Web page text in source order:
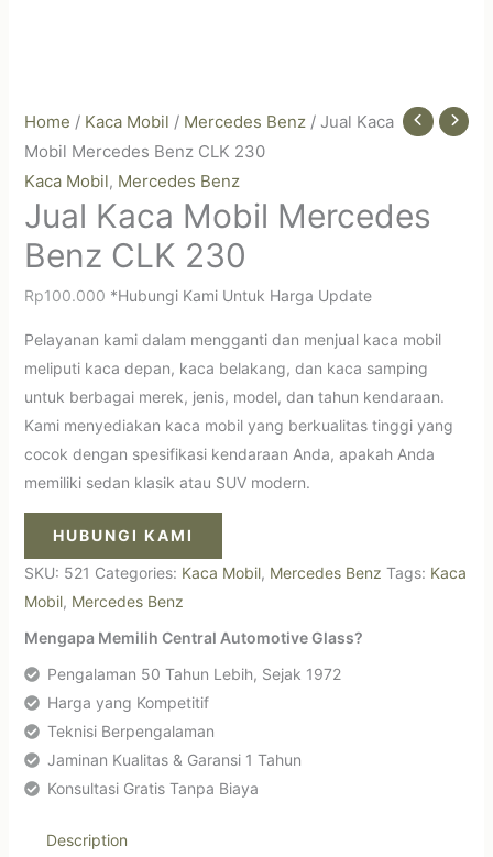
Home / Kaca Mobil / Mercedes Benz/ Jual Kaca
Mobil Mercedes Benz CLK 230
Kaca Mobil, Mercedes Benz
Jual Kaca Mobil Mercedes
Benz CLK 230
Rp100.000 *Hubungi Kami Untuk Harga Update
Pelayanan kami dalam mengganti dan menjual kaca mobil
meliputi kaca depan, kaca belakang, dan kaca samping
untuk berbagai merek, jenis, model, dan tahun kendaraan.
Kami menyediakan kaca mobil yang berkualitas tinggi yang
cocok dengan spesifikasi kendaraan Anda, apakah Anda
memiliki sedan klasik atau SUV modern.
HUBUNGI KAMI
SKU: 521 Categories: Kaca Mobil, Mercedes Benz Tags: Kaca
Mobil, Mercedes Benz
Mengapa Memilih Central Automotive Glass?
Pengalaman 50 Tahun Lebih, Sejak 1972
Harga yang Kompetitif
Teknisi Berpengalaman
Jaminan Kualitas & Garansi 1 Tahun
Konsultasi Gratis Tanpa Biaya
Description